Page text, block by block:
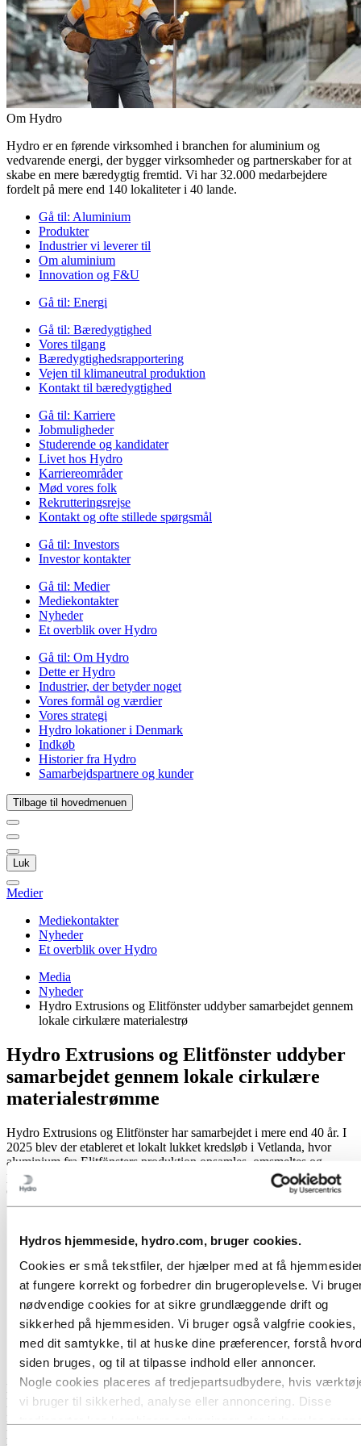
Hydros hjemmeside, hydro.com, bruger cookies.
Cookies er små tekstfiler, der hjælper med at få
at fungere korrekt og forbedrer din brugeroplevelse. Vi
nødvendige cookies for at sikre grundlæggende drift og
sikkerhed på hjemmesiden. Vi bruger også valgfrie cookies,
med dit samtykke, til at huske dine præferencer, forstå
siden bruges, og til at tilpasse indhold eller annoncer.
Nogle cookies placeres af tredjepartsudbydere, hvis
vi bruger til sikkerhed, analyse eller annoncering. Disse
Om Hydro
Hydro er en førende virksomhed i branchen for aluminium og
vedvarende energi, der bygger virksomheder og partnerskaber for at
skabe en mere bæredygtig fremtid. Vi har 32.000 medarbejdere
fordelt på mere end 140 lokaliteter i 40 lande.
Gå til: Aluminium
Produkter
Industrier vi leverer til
Om aluminium
Innovation og F&U
Gå til: Energi
Gå til: Bæredygtighed
Vores tilgang
Bæredygtighedsrapportering
Vejen til klimaneutral produktion
Kontakt til bæredygtighed
Gå til: Karriere
Jobmuligheder
Studerende og kandidater
Livet hos Hydro
Karriereområder
Mød vores folk
Rekrutteringsrejse
Kontakt og ofte stillede spørgsmål
Gå til: Investors
Investor kontakter
Gå til: Medier
Mediekontakter
Nyheder
Et overblik over Hydro
Gå til: Om Hydro
Dette er Hydro
Industrier, der betyder noget
Vores formål og værdier
Vores strategi
Hydro lokationer i Denmark
Indkøb
Historier fra Hydro
Samarbejdspartnere og kunder
Tilbage til hovedmenuen
Luk
Medier
Mediekontakter
Nyheder
Et overblik over Hydro
Media
Nyheder
Hydro Extrusions og Elitfönster uddyber samarbejdet gennem
lokale cirkulære materialestrø
Hydro Extrusions og Elitfönster uddyber
samarbejdet gennem lokale cirkulære
materialestrømme
Hydro Extrusions og Elitfönster har samarbejdet i mere end 40 år. I
2025 blev der etableret et lokalt lukket kredsløb i Vetlanda, hvor
aluminium fra Elitfönsters produktion opsamles, omsmeltes og
presses til nye profiler - et konkret eksempel på, hvordan cirkularitet
omsættes til praksis.
Elitfönsters processkrot omsmeltes på Hydros omsmelteanlæg, som
ligger 8 kilometer fra Elitfönsters fabrik i Vetlanda og 55 kilometer
fra Lenhovda-anlægget. Processkrot returneres derefter i et returløb
på henholdsvis 16 og cirka 110 kilometer, hvilket reducerer